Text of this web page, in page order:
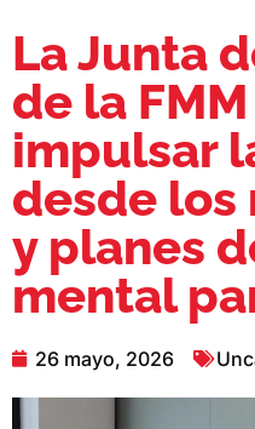
La Junta
de la
impulsar
desde los
y planes
mental
26 mayo, 2026